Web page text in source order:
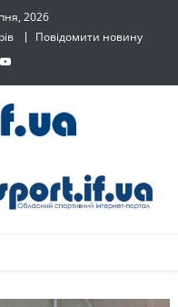
2026
Повідомити новину
Обласний